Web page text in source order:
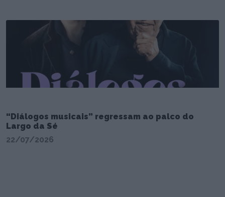
“Diálogos musicais” regressam ao palco do
Largo da Sé
22/07/2026